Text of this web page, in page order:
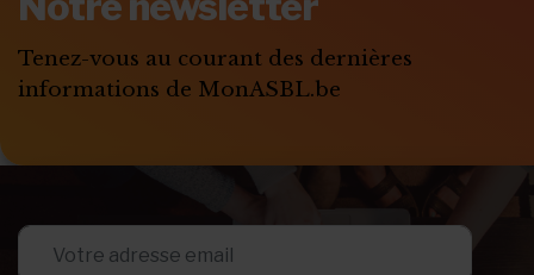
S'ABONNER
Tenez-vous au courant des dernières
informations de MonASBL.be